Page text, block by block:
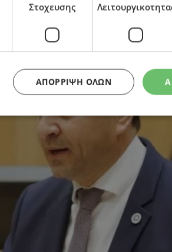
Στοχευσης
ΑΠΌΡΡΙΨΗ ΌΛΩΝ